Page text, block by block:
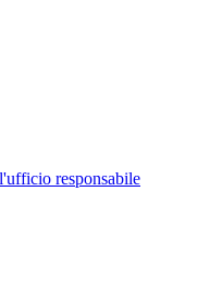
responsabile